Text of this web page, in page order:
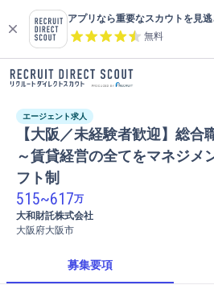
アプリなら重要なスカウトを見
無料
エージェント求人
【大阪／未経験者歓迎】総合
～賃貸経営の全てをマネジメ
フト制
515~617万
大和財託株式会社
大阪府大阪市
募集要項